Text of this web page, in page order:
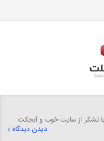
تشکر از سایت خوب و آبجکت
دیدن دیدگاه